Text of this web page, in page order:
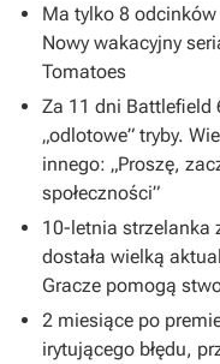
Ma tylko 8
Nowy wakacyjny
Tomatoes
Za 11 dni Battlefield
„odlotowe” tryby.
innego: „Proszę,
społeczności”
10-letnia strzelanka
dostała wielką
Gracze pomogą
2 miesiące po
irytującego błędu,